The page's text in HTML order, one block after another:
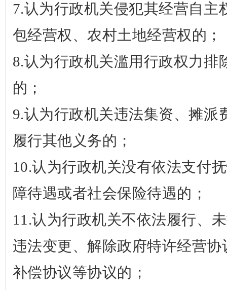
7.认为行政机关侵犯其经营自主
包经营权、农村土地经营权的；
8.认为行政机关滥用行政权力排
的；
9.认为行政机关违法集资、摊派
履行其他义务的；
10.认为行政机关没有依法支付
障待遇或者社会保险待遇的；
11.认为行政机关不依法履行、
违法变更、解除政府特许经营
补偿协议等协议的；